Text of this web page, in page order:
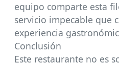
equipo comparte esta
servicio impecable que
experiencia
Conclusión
Este restaurante no es